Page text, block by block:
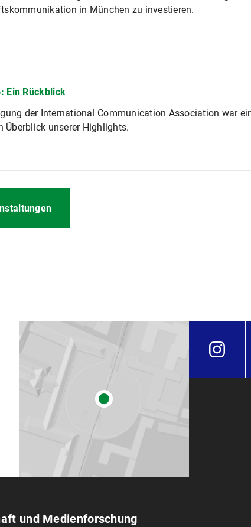
in München zu investieren.
Ein Rückblick
der International Communication Association war
Überblick unserer Highlights.
und Medien­forschung